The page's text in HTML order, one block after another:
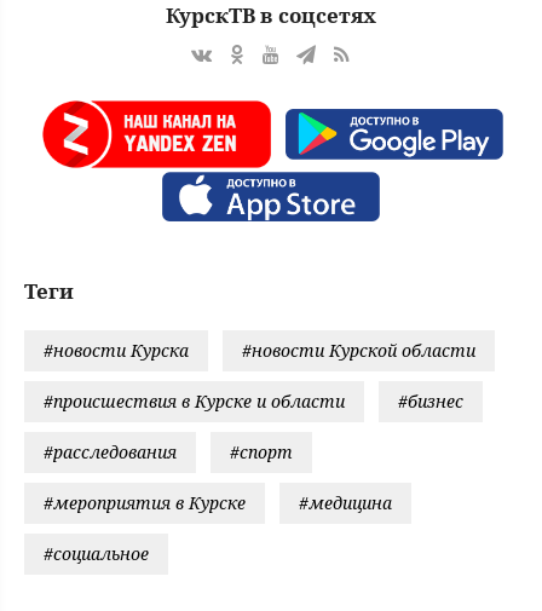
КурскТВ в соцсетях
Теги
#новости Курска #новости Курской области
#происшествия в Курске и области #бизнес
#расследования #спорт
#мероприятия в Курске #медицина
#социальное